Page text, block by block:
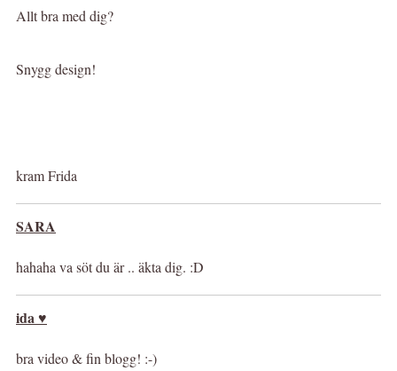
Allt bra med dig?
Snygg design!
kram Frida
SARA
hahaha va söt du är .. äkta dig. :D
ida ♥
bra video & fin blogg! :-)